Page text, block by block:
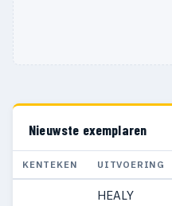
Nieuwste exemplaren
KENTEKEN UITVOERING
HEALY